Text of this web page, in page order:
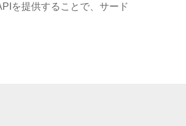
を提供することで、サード